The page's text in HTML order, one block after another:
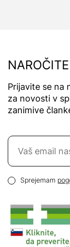
Prijavite se na
za novosti v
zanimive
Naročite se na
PogojiSprejemam